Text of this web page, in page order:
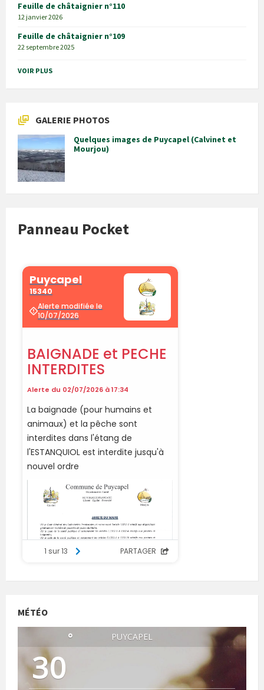
Feuille de châtaignier n°110
12 janvier 2026
Feuille de châtaignier n°109
22 septembre 2025
VOIR PLUS
GALERIE PHOTOS
Quelques images de Puycapel (Calvinet et
Mourjou)
Panneau Pocket
MÉTÉO
PUYCAPEL
30
°